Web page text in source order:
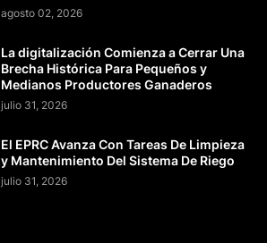
agosto 02, 2026
La digitalización Comienza a Cerrar Una
Brecha Histórica Para Pequeños y
Medianos Productores Ganaderos
julio 31, 2026
El EPRC Avanza Con Tareas De Limpieza
y Mantenimiento Del Sistema De Riego
julio 31, 2026